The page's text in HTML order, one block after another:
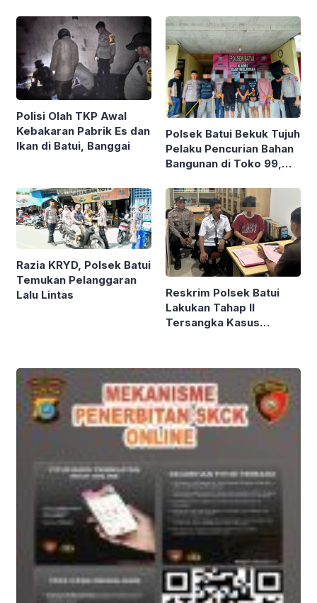
Amankan Babuk
Polisi Olah TKP Awal
Kebakaran Pabrik Es dan
Ikan di Batui, Banggai
Polsek Batui Bekuk Tujuh
Pelaku Pencurian Bahan
Bangunan di Toko 99,
Rp20 Juta
Razia KRYD, Polsek Batui
Temukan Pelanggaran
Lalu Lintas
Reskrim Polsek Batui
Lakukan Tahap II
Tersangka Kasus